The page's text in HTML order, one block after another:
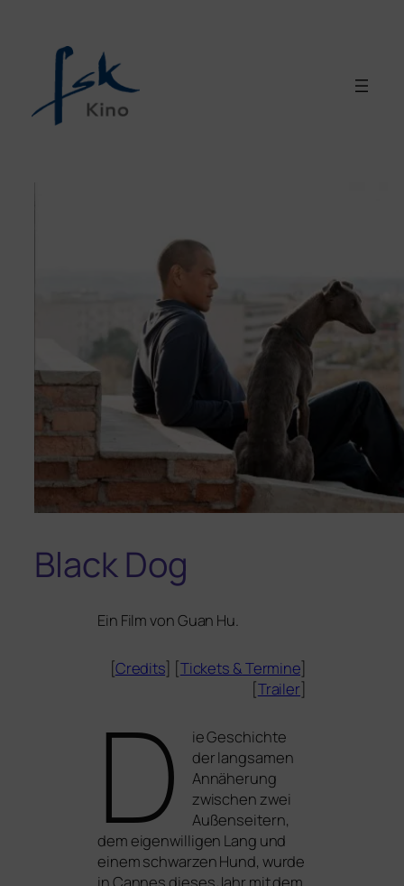
Black Dog
Ein Film von Guan Hu.
[Credits] [Tickets &Termine]
[Trailer]
D
ie Geschichte
der lang­sa­men
Annäherung
zwi­schen zwei
Außenseitern,
dem eigen­wil­li­gen Lang und
einem schwar­zen Hund, wur­de